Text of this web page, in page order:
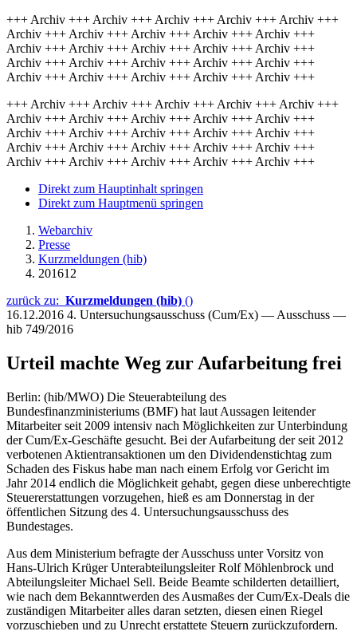
+++ Archiv +++ Archiv +++ Archiv +++ Archiv +++ Archiv +++
Archiv +++ Archiv +++ Archiv +++ Archiv +++ Archiv +++
Archiv +++ Archiv +++ Archiv +++ Archiv +++ Archiv +++
Archiv +++ Archiv +++ Archiv +++ Archiv +++ Archiv +++
Archiv +++ Archiv +++ Archiv +++ Archiv +++ Archiv +++
+++ Archiv +++ Archiv +++ Archiv +++ Archiv +++ Archiv +++
Archiv +++ Archiv +++ Archiv +++ Archiv +++ Archiv +++
Archiv +++ Archiv +++ Archiv +++ Archiv +++ Archiv +++
Archiv +++ Archiv +++ Archiv +++ Archiv +++ Archiv +++
Archiv +++ Archiv +++ Archiv +++ Archiv +++ Archiv +++
Direkt zum Hauptinhalt springen
Direkt zum Hauptmenü springen
Webarchiv
Presse
Kurzmeldungen (hib)
201612
zurück zu: Kurzmeldungen (hib) ()
16.12.2016 4. Untersuchungsausschuss (Cum/Ex) — Ausschuss —
hib 749/2016
Urteil machte Weg zur Aufarbeitung frei
Berlin: (hib/MWO) Die Steuerabteilung des
Bundesfinanzministeriums (BMF) hat laut Aussagen leitender
Mitarbeiter seit 2009 intensiv nach Möglichkeiten zur Unterbindung
der Cum/Ex-Geschäfte gesucht. Bei der Aufarbeitung der seit 2012
verbotenen Aktientransaktionen um den Dividendenstichtag zum
Schaden des Fiskus habe man nach einem Erfolg vor Gericht im
Jahr 2014 endlich die Möglichkeit gehabt, gegen diese unberechtigte
Steuererstattungen vorzugehen, hieß es am Donnerstag in der
öffentlichen Sitzung des 4. Untersuchungsausschuss des
Bundestages.
Aus dem Ministerium befragte der Ausschuss unter Vorsitz von
Hans-Ulrich Krüger Unterabteilungsleiter Rolf Möhlenbrock und
Abteilungsleiter Michael Sell. Beide Beamte schilderten detailliert,
wie nach dem Bekanntwerden des Ausmaßes der Cum/Ex-Deals die
zuständigen Mitarbeiter alles daran setzten, diesen einen Riegel
vorzuschieben und zu Unrecht erstattete Steuern zurückzufordern.